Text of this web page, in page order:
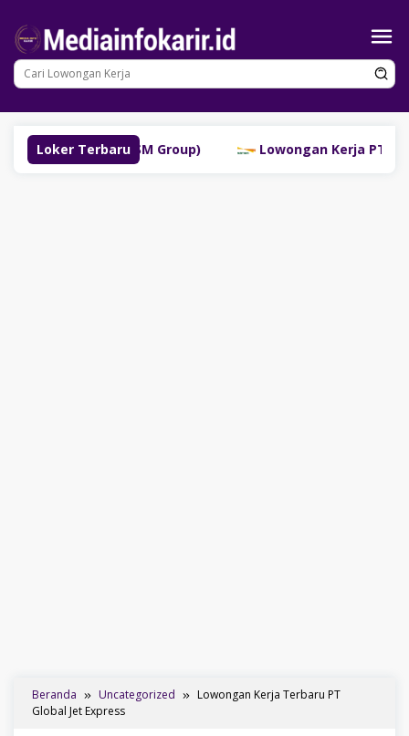
konten
Loker Terbaru
(SM Group) Lowongan Kerja PT Bank
Beranda Uncategorized
Lowongan Kerja Terbaru PT
Global Jet Express